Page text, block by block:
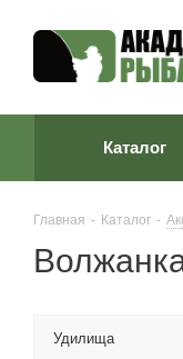
Каталог
Главная - Каталог -
Удилища